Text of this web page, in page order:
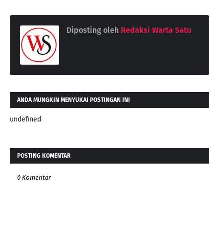
Diposting oleh Redaksi Warta Satu
ANDA MUNGKIN MENYUKAI POSTINGAN INI
undefined
POSTING KOMENTAR
0 Komentar